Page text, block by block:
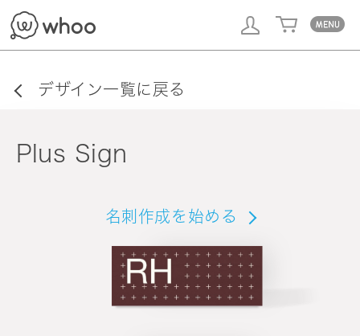
デザイン一覧に戻る
Plus Sign
名刺作成を始める